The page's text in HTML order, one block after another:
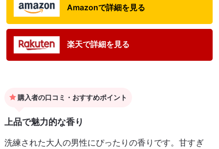
Amazonで詳細を見る
楽天で詳細を見る
購入者の口コミ・おすすめポイント
上品で魅力的な香り
洗練された大人の男性にぴったりの香りです。甘すぎ